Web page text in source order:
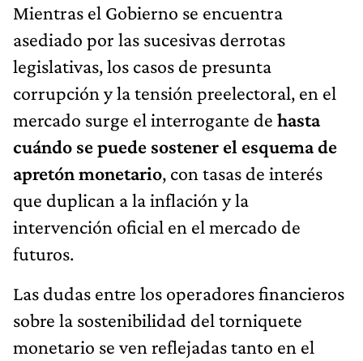
Mientras el Gobierno se encuentra
asediado por las sucesivas derrotas
legislativas, los casos de presunta
corrupción y la tensión preelectoral, en el
mercado surge el interrogante de hasta
cuándo se puede sostener el esquema de
apretón monetario, con tasas de interés
que duplican a la inflación y la
intervención oficial en el mercado de
futuros.
Las dudas entre los operadores financieros
sobre la sostenibilidad del torniquete
monetario se ven reflejadas tanto en el